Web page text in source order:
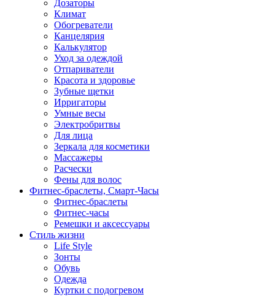
Дозаторы
Климат
Обогреватели
Канцелярия
Калькулятор
Уход за одеждой
Отпариватели
Красота и здоровье
Зубные щетки
Ирригаторы
Умные весы
Электробритвы
Для лица
Зеркала для косметики
Массажеры
Расчески
Фены для волос
Фитнес-браслеты, Смарт-Часы
Фитнес-браслеты
Фитнес-часы
Ремешки и аксессуары
Стиль жизни
Life Style
Зонты
Обувь
Одежда
Куртки с подогревом